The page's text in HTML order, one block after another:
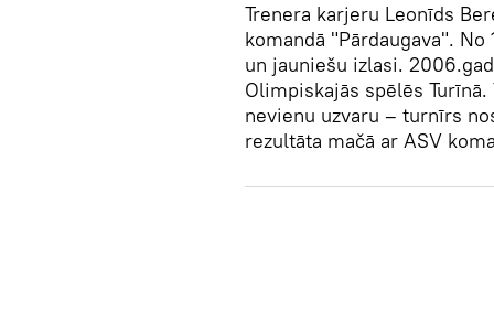
Trenera karjeru Leonīds
komandā "Pārdaugava".
un jauniešu izlasi.
Olimpiskajās spēlēs
nevienu uzvaru – turnīrs
rezultāta mačā ar ASV